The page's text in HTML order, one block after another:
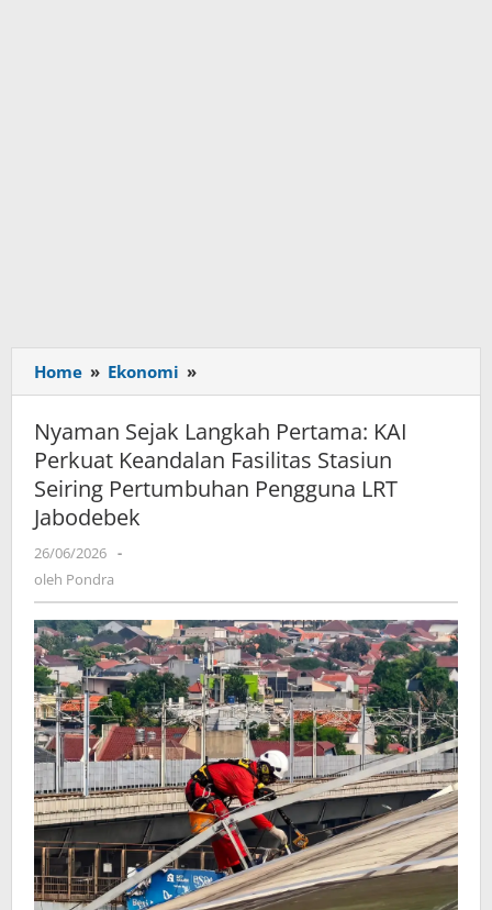
Home » Ekonomi »
Sejak
Langkah
Pertama:
KAI
Perkuat
Pengguna
LRT
Jabodebek
Nyaman Sejak Langkah Pertama: KAI
Perkuat Keandalan Fasilitas Stasiun
Seiring Pertumbuhan Pengguna LRT
Jabodebek
26/06/2026 oleh
-
oleh Pondra